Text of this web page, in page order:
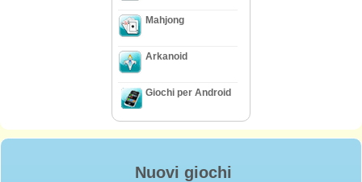
Mahjong
Arkanoid
Giochi per Android
Nuovi giochi